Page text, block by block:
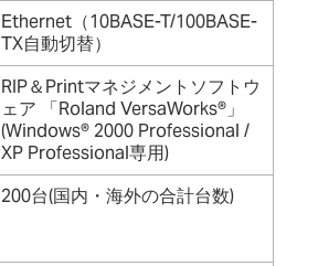
Ethernet（10BASE-T/100BASE-
TX自動切替）
RIP＆Printマネジメントソフトウ
ェア 「Roland VersaWorks®」
(Windows® 2000 Professional /
XP Professional専用)
200台(国内・海外の合計台数)